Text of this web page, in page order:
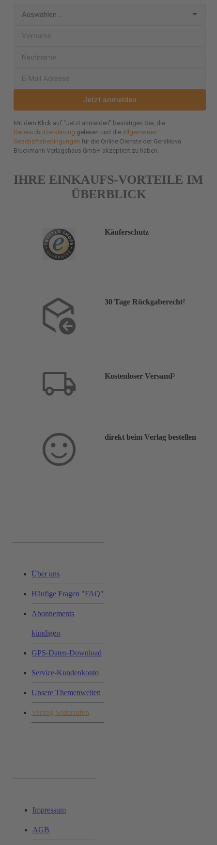
Jetzt anmelden
Mit dem Klick auf "Jetzt anmelden" bestätigen Sie, die
Datenschutzerklärung gelesen und die Allgemeinen
Geschäftsbedingungen für die Online-Dienste der GeraNova
Bruckmann Verlagshaus GmbH akzeptiert zu haben.
IHRE EINKAUFS-VORTEILE IM
ÜBERBLICK
Käuferschutz
30 Tage Rückgaberecht²
Kostenloser Versand³
direkt beim Verlag bestellen
Über uns
Häufige Fragen "FAQ"
Abonnements
kündigen
GPS-Daten-Download
Service-Kundenkonto
Unsere Themenwelten
Vertrag widerrufen
Impressum
AGB